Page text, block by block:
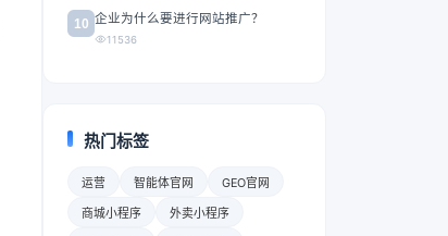
10 企业为什么要进行网站推广？
11536
热门标签
运营 智能体官网 GEO官网
商城小程序 外卖小程序